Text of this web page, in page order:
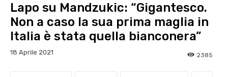
Lapo su Mandzukic: “Gigantesco.
Non a caso la sua prima maglia in
Italia è stata quella bianconera”
18 Aprile 2021 2385